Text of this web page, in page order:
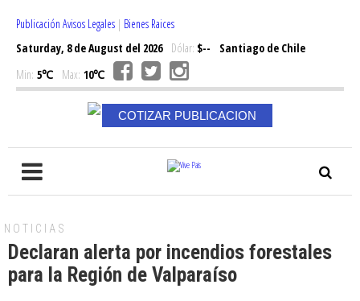
Publicación Avisos Legales | Bienes Raices
Saturday, 8 de August del 2026Dólar: $--
Santiago de Chile
Min: 5℃ Max: 10℃
COTIZAR PUBLICACION
NOTICIAS
Declaran alerta por incendios forestales
para la Región de Valparaíso